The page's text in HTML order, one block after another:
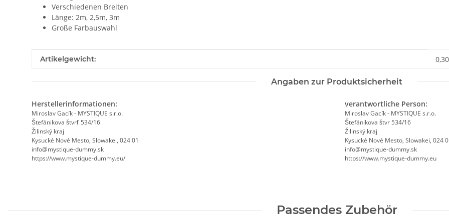
Verschiedenen Breiten
Länge: 2m, 2,5m, 3m
Große Farbauswahl
Produkteigenschaft
Wert
Artikelgewicht: 0,30
Angaben zur Produktsicherheit
Herstellerinformationen:
Miroslav Gacík - MYSTIQUE s.r.o.
Štefánikova štvrť 534/16
Žilinský kraj
Kysucké Nové Mesto, Slowakei, 024 01
info@mystique-dummy.sk
https://www.mystique-dummy.eu/
verantwortliche Person:
Miroslav Gacík - MYSTIQUE s.r.o.
Štefánikova štvr 534/16
Žilinský kraj
Kysucké Nové Mesto, Slowakei, 024
info@mystique-dummy.sk
https://www.mystique-dummy.eu
Passendes Zubehör